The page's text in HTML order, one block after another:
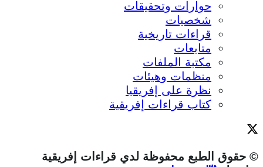
حوارات وتحقيقات
شخصيات
قراءات تاريخية
متابعات
مكتبة الملفات
منظمات وهيئات
نظرة على إفريقيا
كتاب قراءات إفريقية
© حقوق الطبع محفوظة لدي قراءات إفريقية